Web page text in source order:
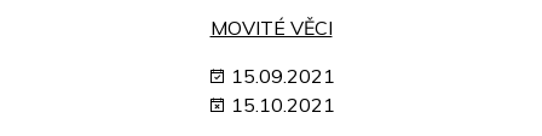
MOVITÉ VĚCI
15.09.2021
15.10.2021